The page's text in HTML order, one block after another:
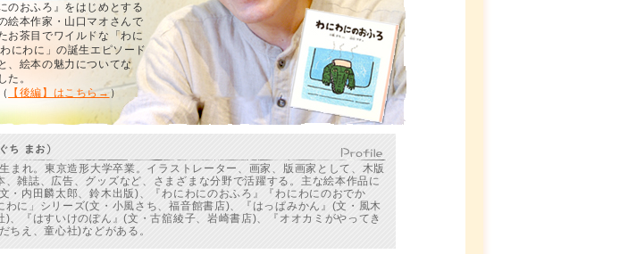
のおふろ』をはじめとする
絵本作家・山口マオさんで
お茶目でワイルドな「わに
にわに」の誕生エピソード
、絵本の魅力についてな
た。
【後編】はこちら→ ）
ち まお）
まれ。東京造形大学卒業。イラストレーター、画家、版画家として、木版
、雑誌、広告、グッズなど、さまざまな分野で活躍する。主な絵本作品に
・内田麟太郎、鈴木出版)、『わにわにのおふろ』『わにわにのおでか
わに」シリーズ(文・小風さち、福音館書店)、『はっぱみかん』(文・風木
)、『はすいけのぽん』(文・古舘綾子、岩崎書店)、『オオカミがやってき
ちえ、童心社)などがある。